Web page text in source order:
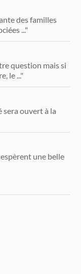
des familles
..."
question mais si
le ..."
sera ouvert à la
une belle